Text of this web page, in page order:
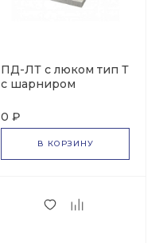
ПД-ЛТ с люком тип Т
с шарниром
0 ₽
В КОРЗИНУ